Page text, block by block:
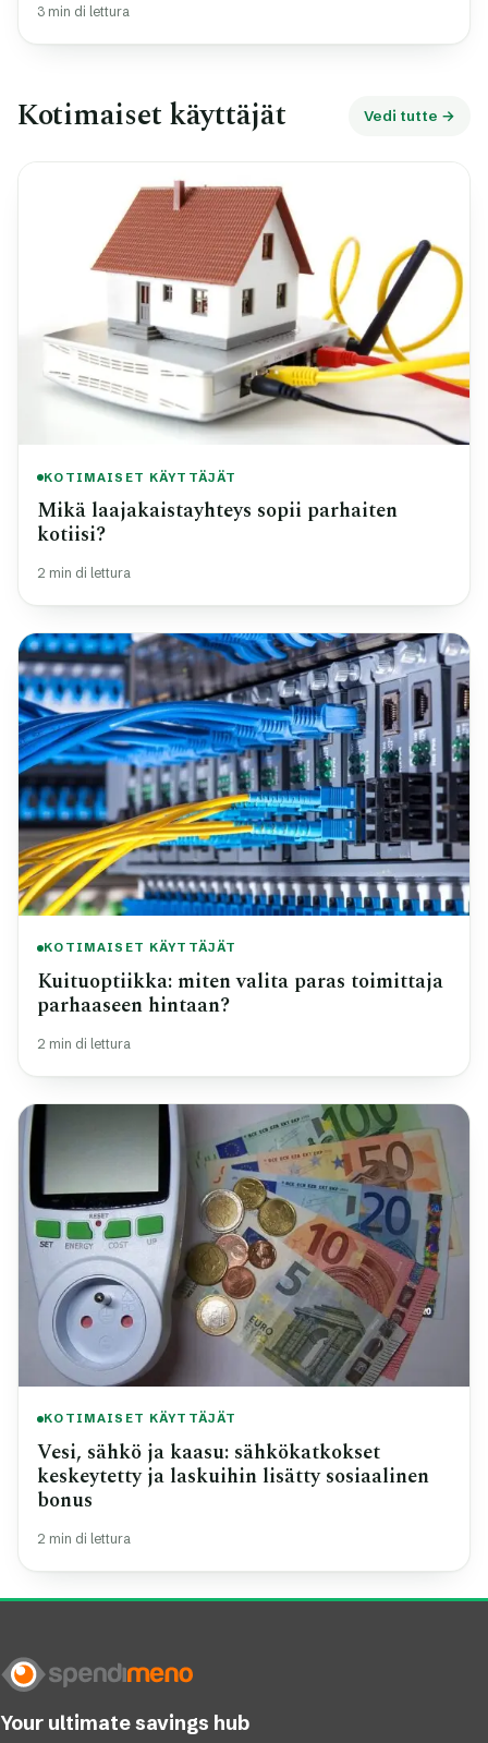
3 min di lettura
Kotimaiset käyttäjät Vedi tutte →
KOTIMAISET KÄYTTÄJÄT
Mikä laajakaistayhteys sopii parhaiten
kotiisi?
2 min di lettura
KOTIMAISET KÄYTTÄJÄT
Kuituoptiikka: miten valita paras toimittaja
parhaaseen hintaan?
2 min di lettura
KOTIMAISET KÄYTTÄJÄT
Vesi, sähkö ja kaasu: sähkökatkokset
keskeytetty ja laskuihin lisätty sosiaalinen
bonus
2 min di lettura
Your ultimate savings hub